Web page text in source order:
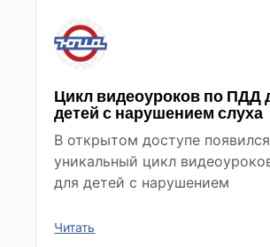
Цикл видеоуроков по ПДД
детей с нарушением слуха
В открытом доступе появился
уникальный цикл
для детей с нарушением
Читать